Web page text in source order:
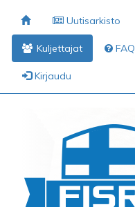
Uutisarkisto
Kuljettajat FAQ
Kirjaudu